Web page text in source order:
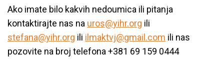
Ako imate bilo kakvih nedoumica ili pitanja
kontaktirajte nas na uros@yihr.org ili
stefana@yihr.org ili ilmaktvj@gmail.com ili nas
pozovite na broj telefona +381 69 159 0444